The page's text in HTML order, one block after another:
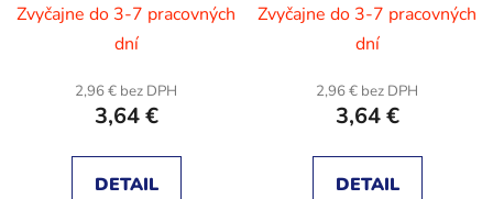
Zvyčajne do 3-7 pracovných
dní
2,96 € bez DPH
3,64 €
DETAIL
Zvyčajne do 3-7 pracovných
dní
2,96 € bez DPH
3,64 €
DETAIL